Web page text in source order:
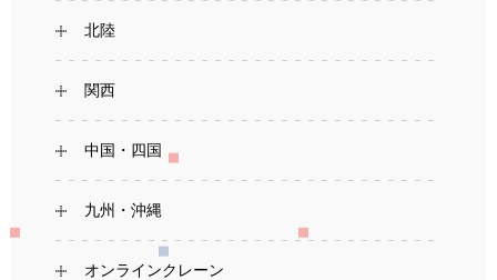
北陸
関西
中国・四国
九州・沖縄
オンラインクレーン